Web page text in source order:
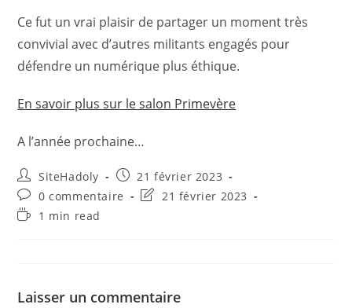
Ce fut un vrai plaisir de partager un moment très
convivial avec d’autres militants engagés pour
défendre un numérique plus éthique.
En savoir plus sur le salon Primevère
A l’année prochaine…
Auteur/autrice
de
la
publication :
SiteHadoly
Publication
publiée :
21 février 2023
Commentaires
de
la
0 commentaire
Dernière
21 février 2023
Temps1 min read
Laisser un commentaire